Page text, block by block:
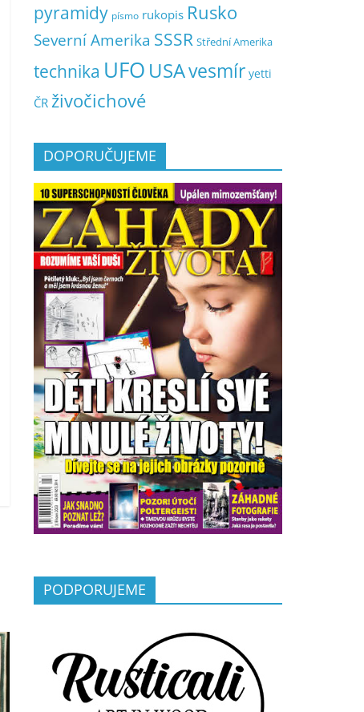
pyramidy písmo rukopis Rusko
Severní Amerika SSSR Střední Amerika
technika UFO USAvesmír yetti
ČR živočichové
DOPORUČUJEME
PODPORUJEME